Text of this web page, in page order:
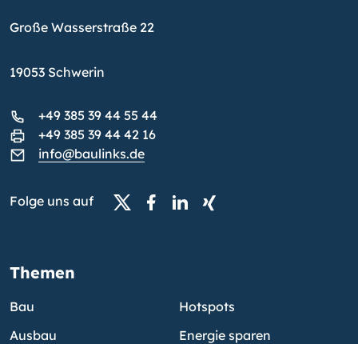
Große Wasserstraße 22
19053 Schwerin
+49 385 39 44 55 44
+49 385 39 44 42 16
info@baulinks.de
Folge uns auf
Themen
Bau
Ausbau
Hotspots
Energie sparen